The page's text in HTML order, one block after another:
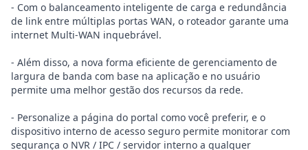
- Com o balanceamento inteligente de carga e redundância
de link entre múltiplas portas WAN, o roteador garante uma
internet Multi-WAN inquebrável.
- Além disso, a nova forma eficiente de gerenciamento de
largura de banda com base na aplicação e no usuário
permite uma melhor gestão dos recursos da rede.
- Personalize a página do portal como você preferir, e o
dispositivo interno de acesso seguro permite monitorar com
segurança o NVR / IPC / servidor interno a qualquer